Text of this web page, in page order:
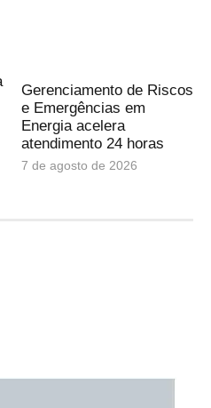
Gerenciamento de Riscos
e Emergências em
Energia acelera
atendimento 24 horas
7 de agosto de 2026